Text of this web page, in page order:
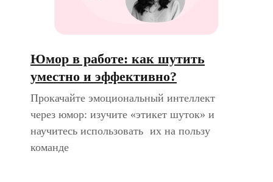
Юмор в работе: как шутить
уместно и эффективно?
Прокачайте эмоциональный интеллект
через юмор: изучите «этикет шуток» и
научитесь использовать их на пользу
команде